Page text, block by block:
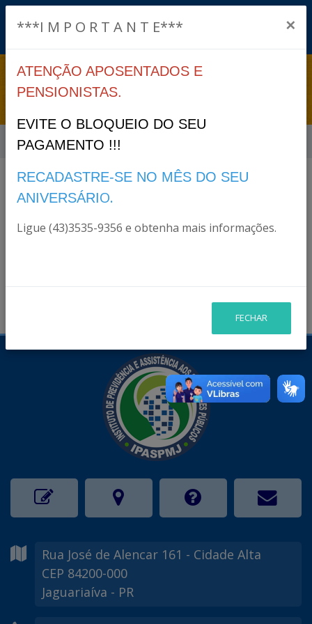
TERMO DE ADESÃO
Início Termo de Adesão
Arquivos
***I M P O R T A N T E*** ×
ATENÇÃO APOSENTADOS E
PENSIONISTAS.
EVITE O BLOQUEIO DO SEU
PAGAMENTO !!!
RECADASTRE-SE NO MÊS DO SEU
ANIVERSÁRIO.
Ligue (43)3535-9356 e obtenha mais informações.
FECHAR
Rua José de Alencar 161 - Cidade Alta
CEP 84200-000
Jaguariaíva - PR